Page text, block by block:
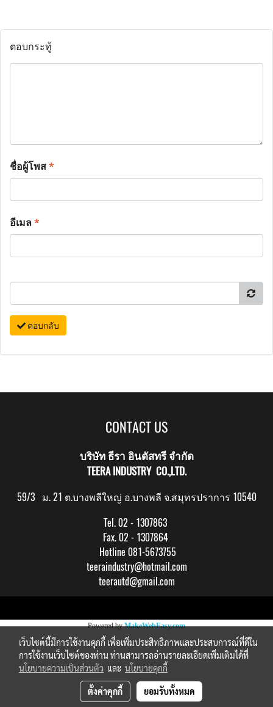
ตอบกระทู้
ชื่อผู้โพส*
อีเมล*
ตอบกลับ
CONTACT US
บริษัท ธีรา อินดัสทรี จำกัด
TEERA INDUSTRY CO.,LTD.
59/3 ม. 21 ต.บางพลีใหญ่ อ.บางพลี จ.สมุทรปราการ 10540
Tel. 02 - 1307863
Fax. 02 - 1307864
Hotline 081-5673755
teeraindustry@hotmail.com
teerautd@gmail.com
Powered byMakeWebEasy.com
เว็บไซต์นี้มีการใช้งานคุกกี้ เพื่อเพิ่มประสิทธิภาพและประสบการณ์ที่ดีใน
การใช้งานเว็บไซต์ของท่าน ท่านสามารถอ่านรายละเอียดเพิ่มเติมได้ที่
นโยบายความเป็นส่วนตัว และ นโยบายคุกกี้
ตั้งค่าคุกกี้ ยอมรับทั้งหมด